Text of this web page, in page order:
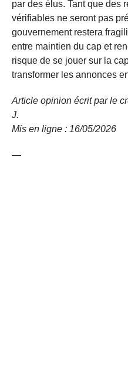
par des élus. Tant que des
vérifiables ne seront pas
gouvernement restera
entre maintien du cap et
risque de se jouer sur la
transformer les annonces
Article opinion écrit par le
J.
Mis en ligne : 16/05/2026
—